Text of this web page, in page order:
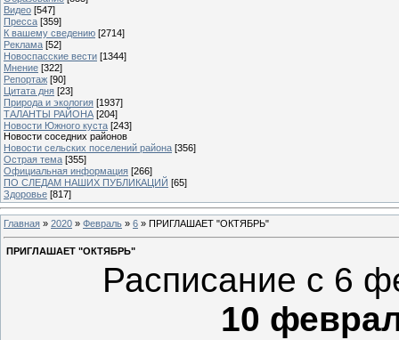
Видео [547]
Пресса [359]
К вашему сведению [2714]
Реклама [52]
Новоспасские вести [1344]
Мнение [322]
Репортаж [90]
Цитата дня [23]
Природа и экология [1937]
ТАЛАНТЫ РАЙОНА [204]
Новости Южного куста [243]
Новости соседних районов
Новости сельских поселений района [356]
Острая тема [355]
Официальная информация [266]
ПО СЛЕДАМ НАШИХ ПУБЛИКАЦИЙ [65]
Здоровье [817]
Главная » 2020 » Февраль » 6 » ПРИГЛАШАЕТ "ОКТЯБРЬ"
ПРИГЛАШАЕТ "ОКТЯБРЬ"
Расписание с 6
10